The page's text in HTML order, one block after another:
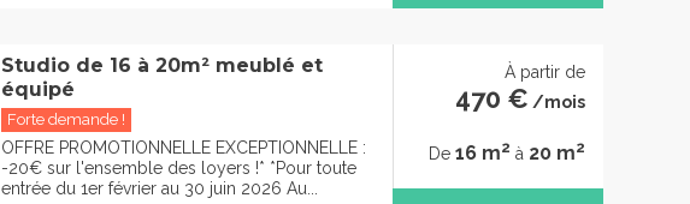
Studio de 16 à 20m² meublé et
équipé
Forte demande !
OFFRE PROMOTIONNELLE EXCEPTIONNELLE :
-20€ sur l'ensemble des loyers !* *Pour toute
entrée du 1er février au 30 juin 2026 Au...
À partir de
470 € /mois
De 16 m2 à 20 m2